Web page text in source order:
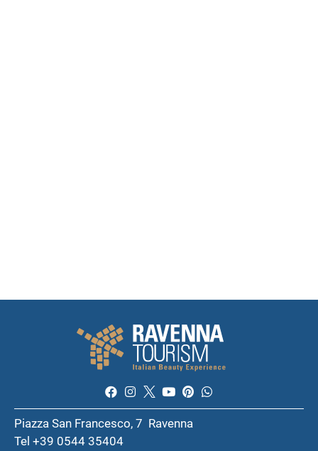
Piazza San Francesco, 7 Ravenna
Tel +39 0544 35404